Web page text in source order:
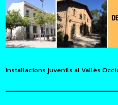
Instal·lacions juvenils al Vallès